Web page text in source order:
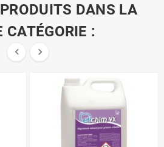
DANS LA
CATÉGORIE :
 